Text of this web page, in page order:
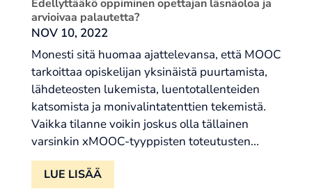
Edellyttääkö oppiminen opettajan läsnäoloa ja
arvioivaa palautetta?
NOV 10, 2022
Monesti sitä huomaa ajattelevansa, että MOOC
tarkoittaa opiskelijan yksinäistä puurtamista,
lähdeteosten lukemista, luentotallenteiden
katsomista ja monivalintatenttien tekemistä.
Vaikka tilanne voikin joskus olla tällainen
varsinkin xMOOC-tyyppisten toteutusten...
LUE LISÄÄ